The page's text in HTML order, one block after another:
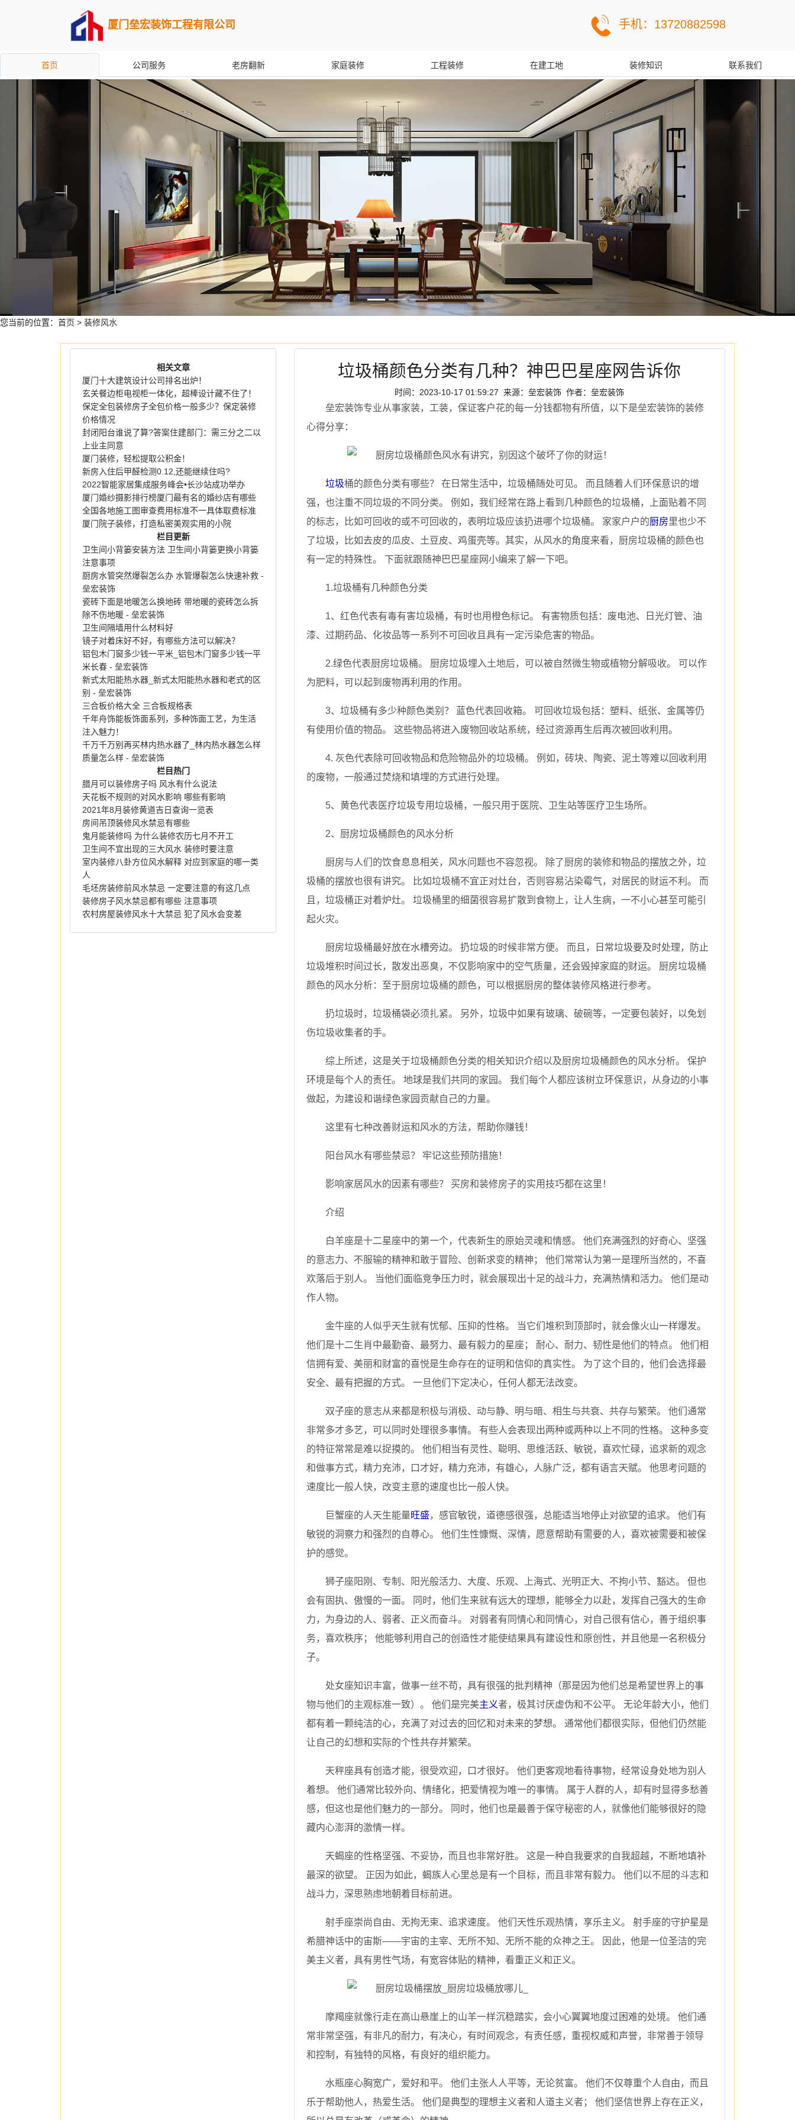
厦门垒宏装饰工程有限公司 手机：13720882598
首页 公司服务 老房翻新 家庭装修 工程装修 在建工地 装修知识 联系我们
Previous Next
您当前的位置： 首页 > 装修风水
相关文章
厦门十大建筑设计公司排名出炉！
玄关餐边柜电视柜一体化，超棒设计藏不住了！
保定全包装修房子全包价格一般多少？保定装修
价格情况
封闭阳台谁说了算?答案住建部门：需三分之二以
上业主同意
厦门装修，轻松提取公积金！
新房入住后甲醛检测0.12,还能继续住吗?
2022智能家居集成服务峰会•长沙站成功举办
厦门婚纱摄影排行榜厦门最有名的婚纱店有哪些
全国各地施工图审查费用标准不一具体取费标准
厦门院子装修，打造私密美观实用的小院
栏目更新
卫生间小背篓安装方法 卫生间小背篓更换小背篓
注意事项
厨房水管突然爆裂怎么办 水管爆裂怎么快速补救 -
垒宏装饰
瓷砖下面是地暖怎么换地砖 带地暖的瓷砖怎么拆
除不伤地暖 - 垒宏装饰
卫生间隔墙用什么材料好
镜子对着床好不好，有哪些方法可以解决？
铝包木门窗多少钱一平米_铝包木门窗多少钱一平
米长春 - 垒宏装饰
新式太阳能热水器_新式太阳能热水器和老式的区
别 - 垒宏装饰
三合板价格大全 三合板规格表
千年舟饰能板饰面系列，多种饰面工艺，为生活
注入魅力！
千万千万别再买林内热水器了_林内热水器怎么样
质量怎么样 - 垒宏装饰
栏目热门
腊月可以装修房子吗 风水有什么说法
天花板不规则的对风水影响 哪些有影响
2021年8月装修黄道吉日查询一览表
房间吊顶装修风水禁忌有哪些
鬼月能装修吗 为什么装修农历七月不开工
卫生间不宜出现的三大风水 装修时要注意
室内装修八卦方位风水解释 对应到家庭的哪一类
人
毛坯房装修前风水禁忌 一定要注意的有这几点
装修房子风水禁忌都有哪些 注意事项
农村房屋装修风水十大禁忌 犯了风水会变差
垃圾桶颜色分类有几种？神巴巴星座网告诉你
时间：2023-10-17 01:59:27 来源：垒宏装饰 作者：垒宏装饰
垒宏装饰专业从事家装，工装，保证客户花的每一分钱都物有所值，以下是垒宏装饰的装修
心得分享：
垃圾桶的颜色分类有哪些？ 在日常生活中，垃圾桶随处可见。 而且随着人们环保意识的增
强，也注重不同垃圾的不同分类。 例如，我们经常在路上看到几种颜色的垃圾桶，上面贴着不同
的标志，比如可回收的或不可回收的，表明垃圾应该扔进哪个垃圾桶。 家家户户的厨房里也少不
了垃圾，比如去皮的瓜皮、土豆皮、鸡蛋壳等。其实，从风水的角度来看，厨房垃圾桶的颜色也
有一定的特殊性。 下面就跟随神巴巴星座网小编来了解一下吧。
1.垃圾桶有几种颜色分类
1、红色代表有毒有害垃圾桶，有时也用橙色标记。 有害物质包括：废电池、日光灯管、油
漆、过期药品、化妆品等一系列不可回收且具有一定污染危害的物品。
2.绿色代表厨房垃圾桶。 厨房垃圾埋入土地后，可以被自然微生物或植物分解吸收。 可以作
为肥料，可以起到废物再利用的作用。
3、垃圾桶有多少种颜色类别？ 蓝色代表回收箱。 可回收垃圾包括：塑料、纸张、金属等仍
有使用价值的物品。 这些物品将进入废物回收站系统，经过资源再生后再次被回收利用。
4. 灰色代表除可回收物品和危险物品外的垃圾桶。 例如，砖块、陶瓷、泥土等难以回收利用
的废物，一般通过焚烧和填埋的方式进行处理。
5、黄色代表医疗垃圾专用垃圾桶，一般只用于医院、卫生站等医疗卫生场所。
2、厨房垃圾桶颜色的风水分析
厨房与人们的饮食息息相关，风水问题也不容忽视。 除了厨房的装修和物品的摆放之外，垃
圾桶的摆放也很有讲究。 比如垃圾桶不宜正对灶台，否则容易沾染霉气，对居民的财运不利。 而
且，垃圾桶正对着炉灶。 垃圾桶里的细菌很容易扩散到食物上，让人生病，一不小心甚至可能引
起火灾。
厨房垃圾桶最好放在水槽旁边。 扔垃圾的时候非常方便。 而且，日常垃圾要及时处理，防止
垃圾堆积时间过长，散发出恶臭，不仅影响家中的空气质量，还会毁掉家庭的财运。 厨房垃圾桶
颜色的风水分析：至于厨房垃圾桶的颜色，可以根据厨房的整体装修风格进行参考。
扔垃圾时，垃圾桶袋必须扎紧。 另外，垃圾中如果有玻璃、破碗等，一定要包装好，以免划
伤垃圾收集者的手。
综上所述，这是关于垃圾桶颜色分类的相关知识介绍以及厨房垃圾桶颜色的风水分析。 保护
环境是每个人的责任。 地球是我们共同的家园。 我们每个人都应该树立环保意识，从身边的小事
做起，为建设和谐绿色家园贡献自己的力量。
这里有七种改善财运和风水的方法，帮助你赚钱！
阳台风水有哪些禁忌？ 牢记这些预防措施！
影响家居风水的因素有哪些？ 买房和装修房子的实用技巧都在这里！
介绍
白羊座是十二星座中的第一个，代表新生的原始灵魂和情感。 他们充满强烈的好奇心、坚强
的意志力、不服输的精神和敢于冒险、创新求变的精神； 他们常常认为第一是理所当然的，不喜
欢落后于别人。 当他们面临竞争压力时，就会展现出十足的战斗力，充满热情和活力。 他们是动
作人物。
金牛座的人似乎天生就有忧郁、压抑的性格。 当它们堆积到顶部时，就会像火山一样爆发。
他们是十二生肖中最勤奋、最努力、最有毅力的星座； 耐心、耐力、韧性是他们的特点。 他们相
信拥有爱、美丽和财富的喜悦是生命存在的证明和信仰的真实性。 为了这个目的，他们会选择最
安全、最有把握的方式。 一旦他们下定决心，任何人都无法改变。
双子座的意志从来都是积极与消极、动与静、明与暗、相生与共衰、共存与繁荣。 他们通常
非常多才多艺，可以同时处理很多事情。 有些人会表现出两种或两种以上不同的性格。 这种多变
的特征常常是难以捉摸的。 他们相当有灵性、聪明、思维活跃、敏锐，喜欢忙碌，追求新的观念
和做事方式，精力充沛，口才好，精力充沛，有雄心，人脉广泛，都有语言天赋。 他思考问题的
速度比一般人快，改变主意的速度也比一般人快。
巨蟹座的人天生能量旺盛，感官敏锐，道德感很强，总能适当地停止对欲望的追求。 他们有
敏锐的洞察力和强烈的自尊心。 他们生性慷慨、深情，愿意帮助有需要的人，喜欢被需要和被保
护的感觉。
狮子座阳刚、专制、阳光般活力、大度、乐观、上海式、光明正大、不拘小节、豁达。 但也
会有固执、傲慢的一面。 同时，他们生来就有远大的理想，能够全力以赴，发挥自己强大的生命
力，为身边的人、弱者、正义而奋​​斗。 对弱者有同情心和同情心，对自己很有信心，善于组织事
务，喜欢秩序； 他能够利用自己的创造性才能使结果具有建设性和原创性，并且他是一名积极分
子。
处女座知识丰富，做事一丝不苟，具有很强的批判精神（那是因为他们总是希望世界上的事
物与他们的主观标准一致）。 他们是完美主义者，极其讨厌虚伪和不公平。 无论年龄大小，他们
都有着一颗纯洁的心，充满了对过去的回忆和对未来的梦想。 通常他们都很实际，但他们仍然能
让自己的幻想和实际的个性共存并繁荣。
天秤座具有创造才能，很受欢迎，口才很好。 他们更客观地看待事物，经常设身处地为别人
着想。 他们通常比较外向、情绪化，把爱情视为唯一的事情。 属于人群的人，却有时显得多愁善
感，但这也是他们魅力的一部分。 同时，他们也是最善于保守秘密的人，就像他们能够很好的隐
藏内心澎湃的激情一样。
天蝎座的性格坚强、不妥协，而且也非常好胜。 这是一种自我要求的自我超越，不断地填补
最深的欲望。 正因为如此，蝎族人心里总是有一个目标，而且非常有毅力。 他们以不屈的斗志和
战斗力，深思熟虑地朝着目标前进。
射手座崇尚自由、无拘无束、追求速度。 他们天性乐观热情，享乐主义。 射手座的守护星是
希腊神话中的宙斯——宇宙的主宰、无所不知、无所不能的众神之王。 因此，他是一位圣洁的完
美主义者，具有男性气场，有宽容体贴的精神，看重正义和正义。
摩羯座就像行走在高山悬崖上的山羊一样沉稳踏实，会小心翼翼地度过困难的处境。 他们通
常非常坚强，有非凡的耐力，有决心，有时间观念，有责任感，重视权威和声誉，非常善于领导
和控制，有独特的风格，有良好的组织能力。
水瓶座心胸宽广，爱好和平。 他们主张人人平等，无论贫富。 他们不仅尊重个人自由，而且
乐于帮助他人，热爱生活。 他们是典型的理想主义者和人道主义者； 他们坚信世界上存在正义，